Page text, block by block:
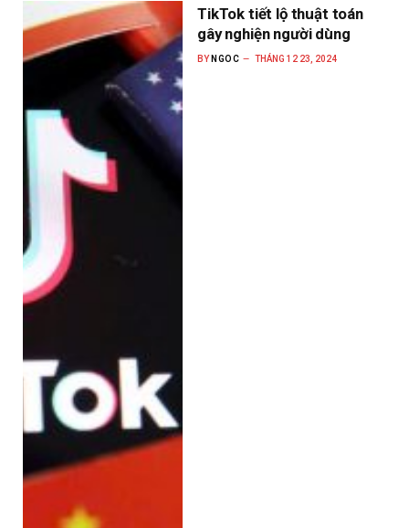
TikTok tiết lộ thuật toán
gây nghiện người dùng
BY NGOC THÁNG 12 23, 2024